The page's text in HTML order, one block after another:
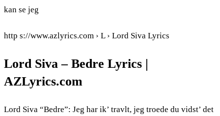
kan se jeg
http s://www.azlyrics.com › L › Lord Siva Lyrics
Lord Siva – Bedre Lyrics |
AZLyrics.com
Lord Siva “Bedre”: Jeg har ik’ travlt, jeg troede du vidst’ det